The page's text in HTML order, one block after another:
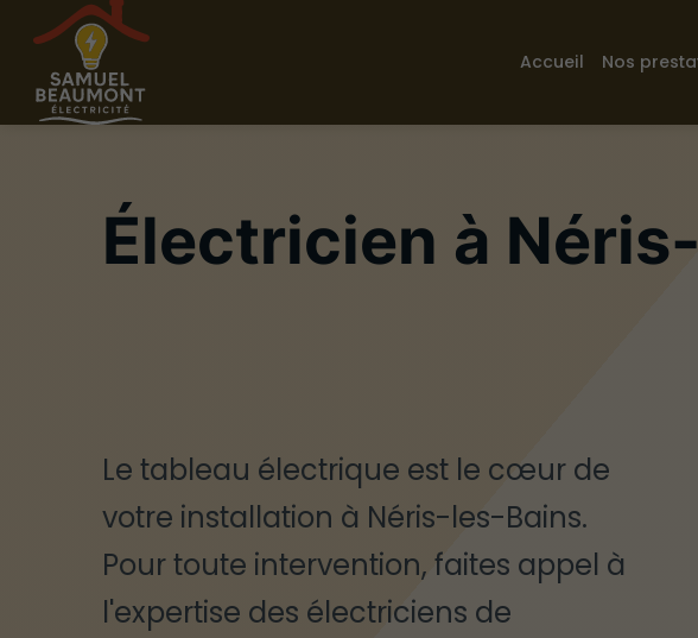
Accueil Nos
Électricien à
Le tableau électrique est le cœur de
votre installation à Néris-les-Bains.
Pour toute intervention, faites appel à
l'expertise des électriciens de